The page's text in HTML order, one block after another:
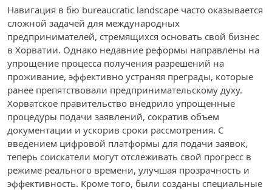
Навигация в бю bureaucratic landscape часто оказывается
сложной задачей для международных
предпринимателей, стремящихся основать свой бизнес
в Хорватии. Однако недавние реформы направлены на
упрощение процесса получения разрешений на
проживание, эффективно устраняя преграды, которые
ранее препятствовали предпринимательскому духу.
Хорватское правительство внедрило упрощенные
процедуры подачи заявлений, сократив объем
документации и ускорив сроки рассмотрения. С
введением цифровой платформы для подачи заявок,
теперь соискатели могут отслеживать свой прогресс в
режиме реального времени, улучшая прозрачность и
эффективность. Кроме того, были созданы специальные